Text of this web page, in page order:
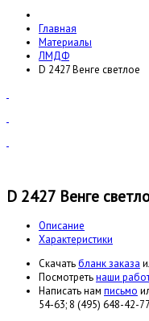
Главная
Материалы
ЛМДФ
D 2427 Венге светлое
D 2427 Венге
Описание
Характеристики
Cкачатьбланк заказа
Посмотретьнаши
Написать нам письмо
54-63; 8 (495) 648-42-77